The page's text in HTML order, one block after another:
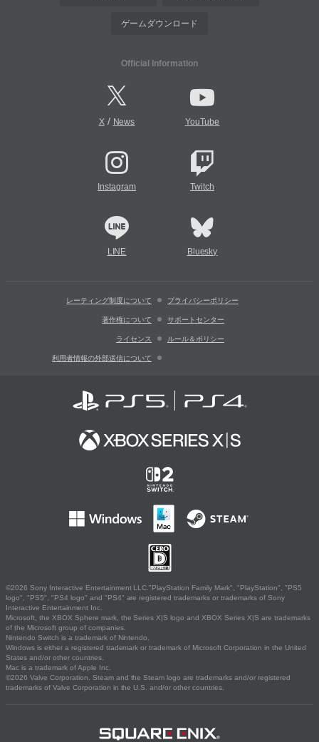
ゲームダウンロード
Official Information
X/ News YouTube
Instagram Twitch
LINE Bluesky
レーティング制度について プライバシーポリシー
著作権について サポートセンター
ライセンス ルール＆ポリシー
利用者情報の外部送信について
©2026 Sony Interactive Entertainment LLC."PlayStation Family Mark", "PlayStation", "PS5
logo", "PS5", "PS4 logo" and "PS4" are registered trademarks or trademarks of Sony
Interactive Entertainment Inc.
Microsoft, the XBOX Sphere mark, the Series X|S logo and XBOX Series X|S are trademarks
of the Microsoft group of companies.
Nintendo Switch is a trademark of Nintendo.
Windows is either a registered trademark or trademark of Microsoft Corporation in the United
States and/or other countries.
Mac is a trademark of Apple Inc.
©2026 Valve Corporation. Steam and the Steam logo are trademarks and/or registered
trademarks of Valve Corporation in the U.S. and/or other countries.